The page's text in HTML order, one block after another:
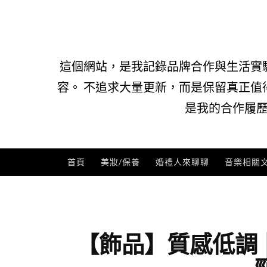
這個網站，是我記錄品牌合作與生活
容。 不追求大量更新，而是保留真正
是我的合作履
首頁 美妝/保養 婚禮人來聊聊 音樂相關
【飾品】質感低